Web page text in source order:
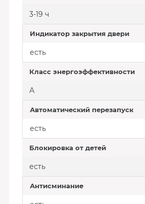
3-19 ч
Индикатор закрытия двери
есть
Класс энергоэффективности
А
Автоматический перезапуск
есть
Блокировка от детей
есть
Антисминание